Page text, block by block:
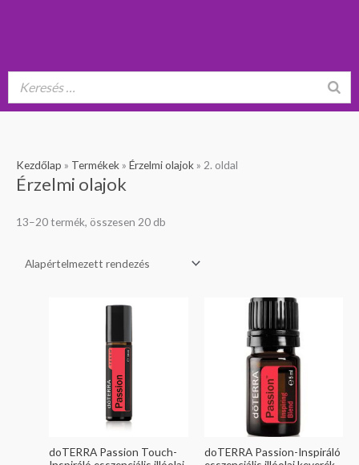
Kezdőlap » Termékek » Érzelmi olajok » 2. oldal
Érzelmi olajok
13–20 termék, összesen 20 db
doTERRA Passion Touch-
doTERRA Passion-Inspiráló